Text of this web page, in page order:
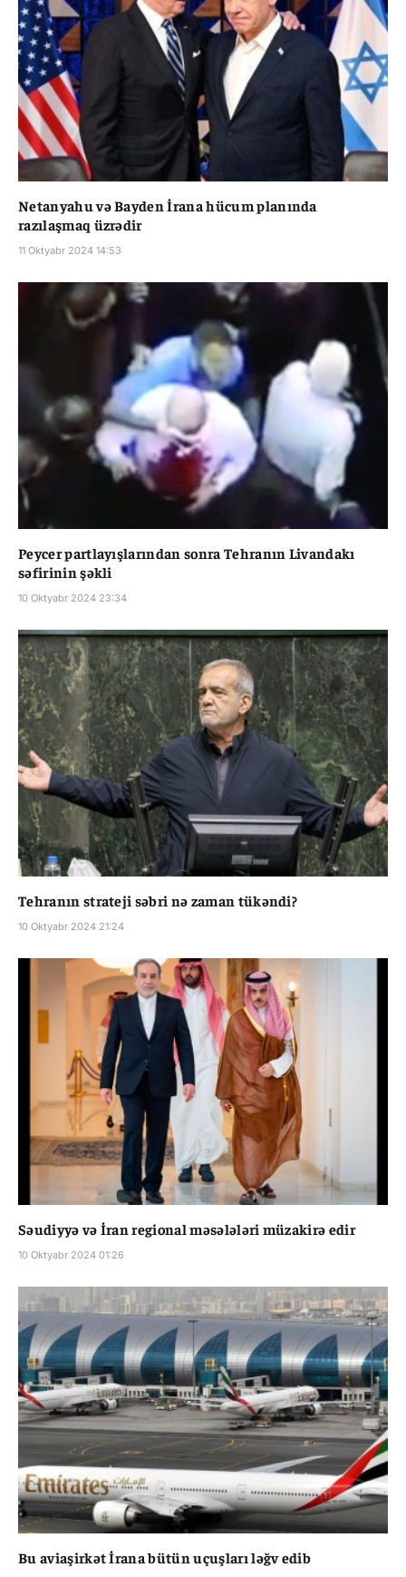
Netanyahu və Bayden İrana hücum planında
razılaşmaq üzrədir
11 Oktyabr 2024 14:53
Peycer partlayışlarından sonra Tehranın Livandakı
səfirinin şəkli
10 Oktyabr 2024 23:34
Tehranın strateji səbri nə zaman tükəndi?
10 Oktyabr 2024 21:24
Səudiyyə və İran regional məsələləri müzakirə edir
10 Oktyabr 2024 01:26
Bu aviaşirkət İrana bütün uçuşları ləğv edib